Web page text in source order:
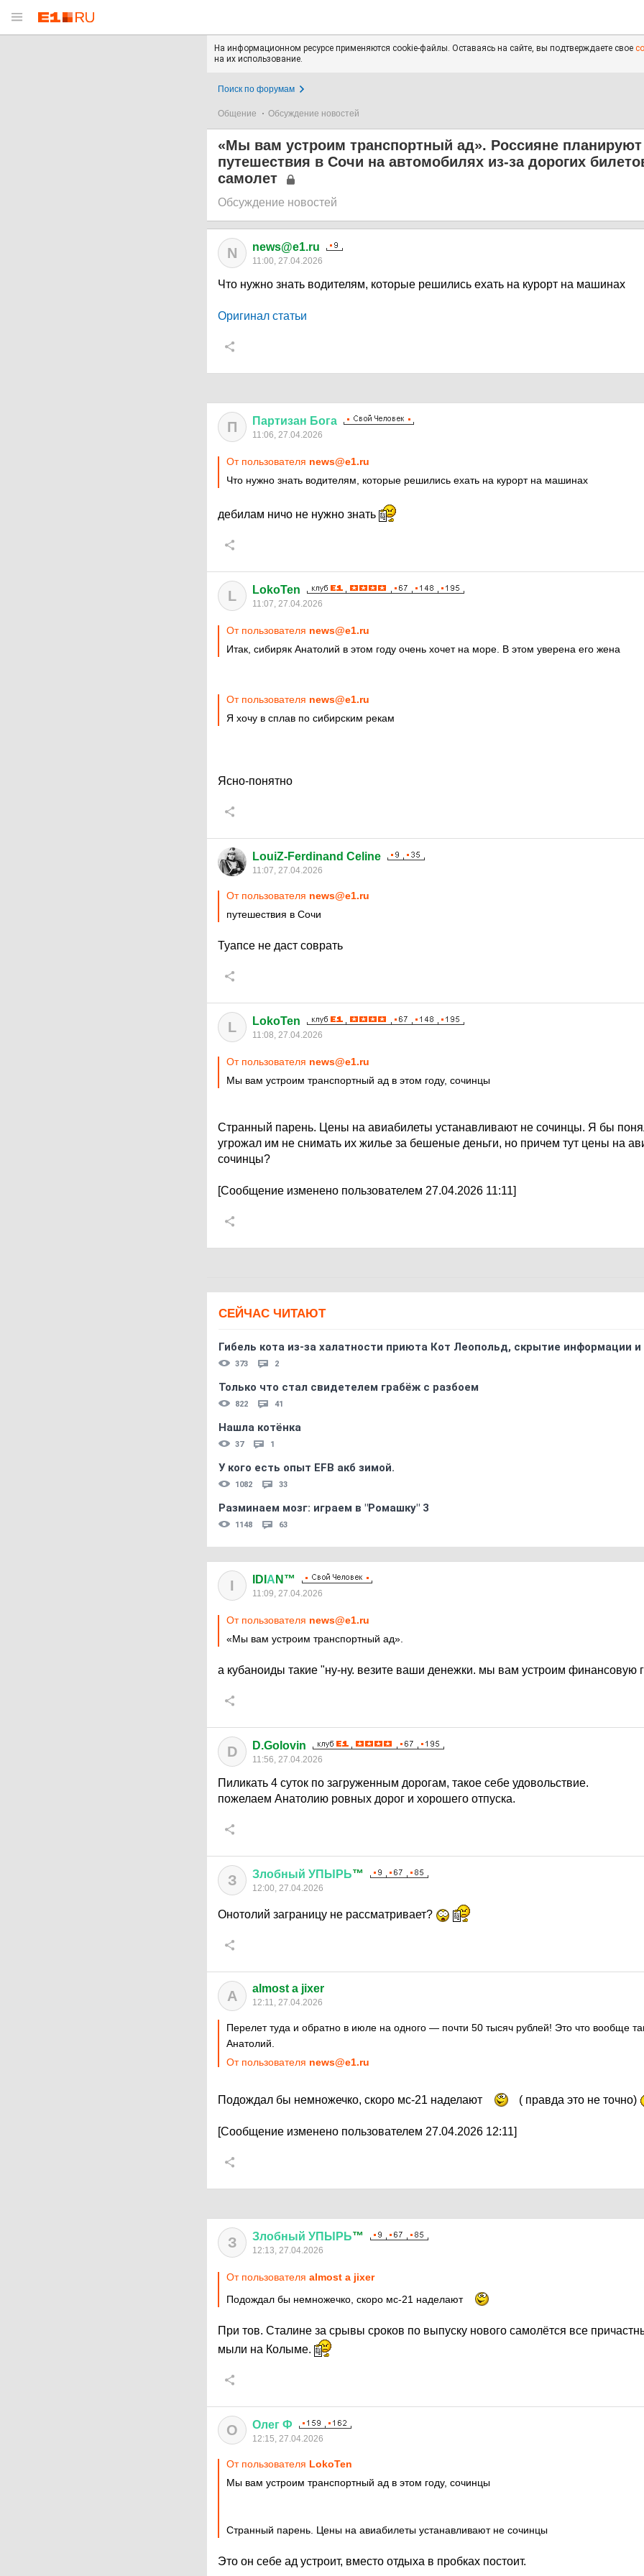
На информационном ресурсе применяются cookie-файлы. Оставаясь на сайте, вы подтверждаете свое
на их использование.
Поиск по форумам
Общение Обсуждение новостей
«Мы вам устроим транспортный ад». Россияне планируют
путешествия в Сочи на автомобилях из-за дорогих
самолет
Обсуждение новостей
N news@e1.ru
11:00, 27.04.2026
Что нужно знать водителям, которые решились ехать на курорт на машинах
Оригинал статьи
П Партизан Бога
11:06, 27.04.2026
От пользователя news@e1.ru
Что нужно знать водителям, которые решились ехать на курорт на машинах
дебилам ничо не нужно знать
L LokoTen
11:07, 27.04.2026
От пользователя news@e1.ru
Итак, сибиряк Анатолий в этом году очень хочет на море. В этом уверена его жена
От пользователя news@e1.ru
Я хочу в сплав по сибирским рекам
Ясно-понятно
LouiZ-Ferdinand Celine
11:07, 27.04.2026
От пользователя news@e1.ru
путешествия в Сочи
Туапсе не даст соврать
L LokoTen
11:08, 27.04.2026
От пользователя news@e1.ru
Мы вам устроим транспортный ад в этом году, сочинцы
Странный парень. Цены на авиабилеты устанавливают не сочинцы. Я бы
угрожал им не снимать их жилье за бешеные деньги, но причем тут цены на
сочинцы?
[Сообщение изменено пользователем 27.04.2026 11:11]
СЕЙЧАС ЧИТАЮТ
Гибель кота из-за халатности приюта Кот Леопольд, скрытиe информации
373 2
Только что стал свидетелем грабёж с разбоем
822 41
Нашла котёнка
37 1
У кого есть опыт EFB акб зимой.
1082 33
Разминаем мозг: играем в "Ромашку" 3
1148 63
I IDI А N™
11:09, 27.04.2026
От пользователя news@e1.ru
«Мы вам устроим транспортный ад».
а кубаноиды такие "ну-ну. везите ваши денежки. мы вам устроим финансовую
D D.Golovin
11:56, 27.04.2026
Пиликать 4 суток по загруженным дорогам, такое себе удовольствие.
пожелаем Анатолию ровных дорог и хорошего отпуска.
З Злобный УПЫРЬ™
12:00, 27.04.2026
Онотолий заграницу не рассматривает?
A almost a jixer
12:11, 27.04.2026
Перелет туда и обратно в июле на одного — почти 50 тысяч рублей! Это что вообще
Анатолий.
От пользователя news@e1.ru
Подождал бы немножечко, скоро мс-21 наделают ( правда это не точно)
[Сообщение изменено пользователем 27.04.2026 12:11]
З Злобный УПЫРЬ™
12:13, 27.04.2026
От пользователя almost a jixer
Подождал бы немножечко, скоро мс-21 наделают
При тов. Сталине за срывы сроков по выпуску нового самолётся все
мыли на Колыме.
О Олег Ф
12:15, 27.04.2026
От пользователя LokoTen
Мы вам устроим транспортный ад в этом году, сочинцы
Странный парень. Цены на авиабилеты устанавливают не сочинцы
Это он себе ад устроит, вместо отдыха в пробках постоит.